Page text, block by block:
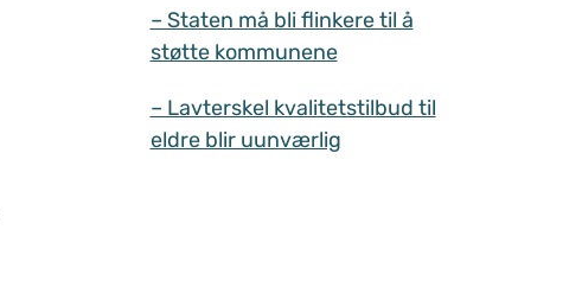
– Staten må bli flinkere til å
støtte kommunene
– Lavterskel kvalitetstilbud til
eldre blir uunværlig